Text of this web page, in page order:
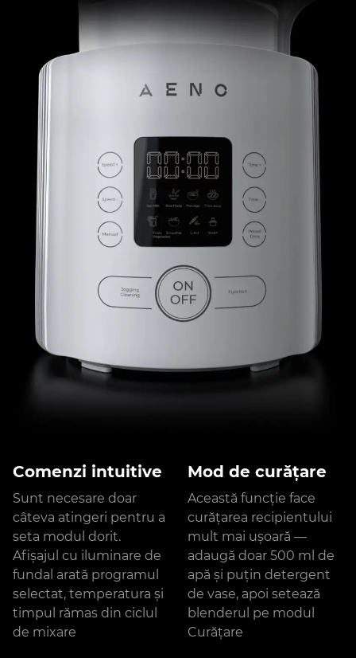
Comenzi intuitive
Sunt necesare doar
câteva atingeri pentru a
seta modul dorit.
Afișajul cu iluminare de
fundal arată programul
selectat, temperatura și
timpul rămas din ciclul
de mixare
Mod de curățare
Această funcție face
curățarea recipientului
mult mai ușoară —
adaugă doar 500 ml de
apă și puțin detergent
de vase, apoi setează
blenderul pe modul
Curățare